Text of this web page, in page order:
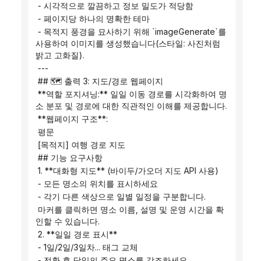
- 시각적으로 깔끔하고 정보 밀도가 적당함
- 페이지당 하나의 명확한 테마
사용하여 이미지를 생성했습니다(스타일: 사진처럼
밝고 고화질).
---
## 🗺️ 출력 3: 지도/경로 웹페이지
소 분포 및 경로에 대한 직관적인 이해를 제공합니다.
**웹페이지 구조**:
평문
[목적지] 여행 경로 지도
## 기능 요구사항
1. **대화형 지도** (바이두/가오더 지도 API 사용)
- 모든 명소의 위치를 ​​표시하세요
- 각기 다른 색상으로 일별 일정을 구분합니다.
인할 수 있습니다.
2. **일일 경로 표시**
- 1일/2일/3일차... 태그 교체